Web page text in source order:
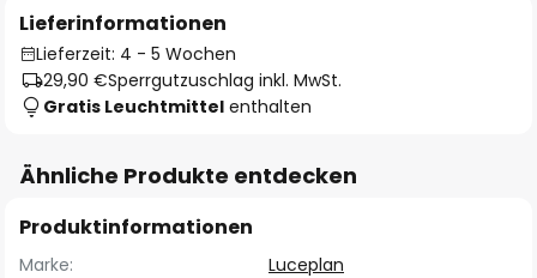
Lieferinformationen
Lieferzeit: 4 - 5 Wochen
29,90 €Sperrgutzuschlag inkl. MwSt.
Gratis Leuchtmittel enthalten
Ähnliche Produkte entdecken
Produktinformationen
Marke:
Luceplan